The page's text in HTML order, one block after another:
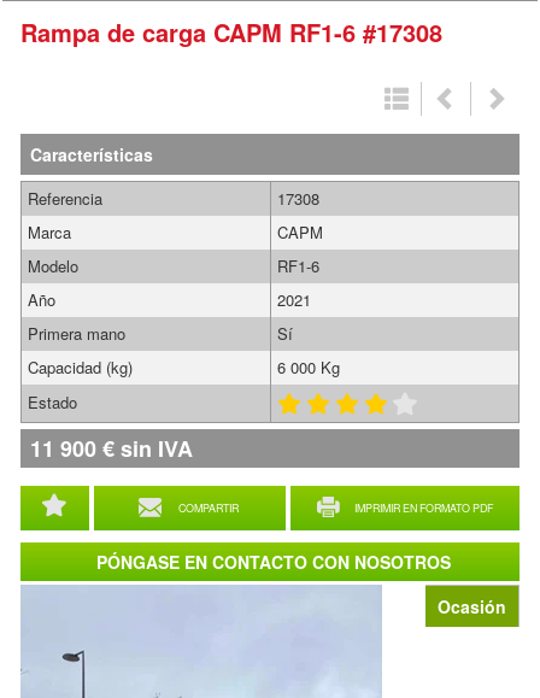
Rampa de carga CAPM RF1-6 #17308
Ocasión
Características
COMPARTIR IMPRIMIR EN FORMATO PDF
Referencia
17308
Marca
CAPM
Modelo
RF1-6
Año
2021
Primera mano
Sí
Capacidad (kg)
6 000 Kg
Estado
11 900€sin IVA
PÓNGASE EN CONTACTO CON NOSOTROS